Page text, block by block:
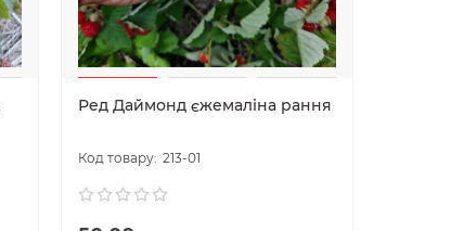
Ред Даймонд єжемаліна рання
213-01